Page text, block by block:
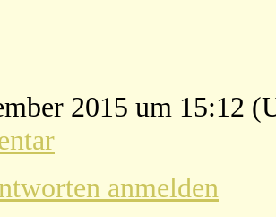
2015 um 15:12
anmelden